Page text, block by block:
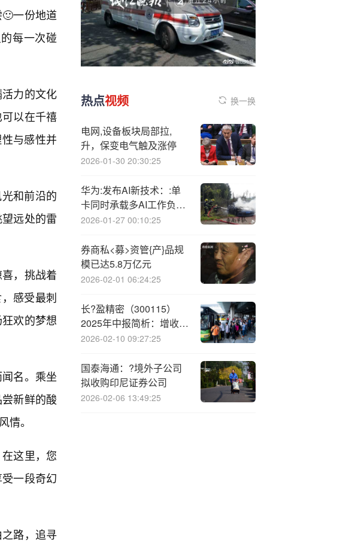
一份地道
每一次碰
力的文化
以在千禧
与感性并
和前沿的
远处的雷
，挑战着
感受最刺
欢的梦想
名。乘坐
新鲜的酸
情。
这里，您
一段奇幻
路，追寻
热点视频 换一换
电网,设备板块局部拉,
升，保变电气触及涨停
2026-01-30 20:30:25
华为:发布AI新技术：:单
卡同时承载多AI工作负载
提升硬件资源利用率
2026-01-27 00:10:25
券商私<募>资管{产}品规
模已达5.8万亿元
2026-02-01 06:24:25
长?盈精密（300115）
2025年中报简析：增收不
增利，公司应收账款体量
2026-02-10 09:27:25
国泰海通：?境外子公司
拟收购印尼证券公司
2026-02-06 13:49:25